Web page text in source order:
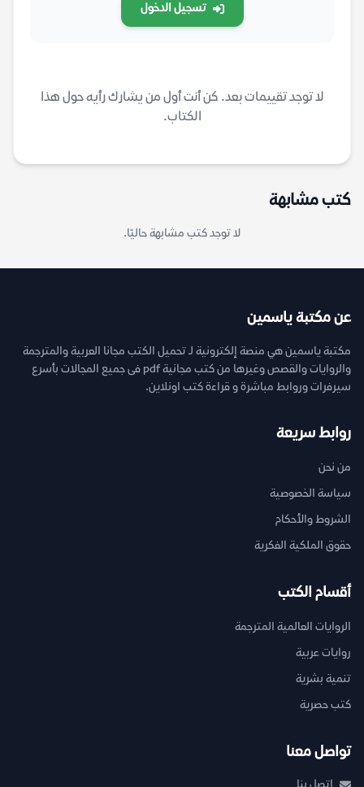
تسجيل الدخول
لا توجد تقييمات بعد. كن أنت أول من يشارك رأيه حول هذا
الكتاب.
كتب مشابهة
لا توجد كتب مشابهة حاليًا.
عن مكتبة ياسمين
مكتبة ياسمين هي منصة إلكترونية لـ تحميل الكتب مجانا العربية والمترجمة
والروايات والقصص وغيرها من كتب مجانية pdf فى جميع المجالات بأسرع
سيرفرات وروابط مباشرة و قراءة كتب اونلاين.
روابط سريعة
من نحن
سياسة الخصوصية
الشروط والأحكام
حقوق الملكية الفكرية
أقسام الكتب
الروايات العالمية المترجمة
روايات عربية
تنمية بشرية
كتب حصرية
تواصل معنا